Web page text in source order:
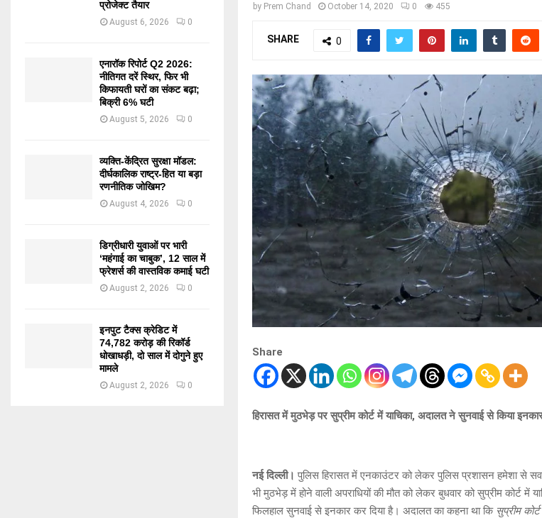
by Prem Chand October 14, 2020 0 455
SHARE 0
Share
हिरासत में मुठभेड़ पर सुप्रीम कोर्ट में याचिका, अदालत ने सुनवाई से किया
नई दिल्ली। पुलिस हिरासत में एनकाउंटर को लेकर पुलिस प्रशासन हमेशा से
भी मुठभेड़ में होने वाली अपराधियों की मौत को लेकर बुधवार को सुप्रीम कोर्ट में
फिलहाल सुनवाई से इनकार कर दिया है। अदालत का कहना था कि सुप्रीम
प्रोजेक्ट तैयार
August 6, 2026 0
एनारॉक रिपोर्ट Q2 2026:
नीतिगत दरें स्थिर, फिर भी
किफायती घरों का संकट बढ़ा;
बिक्री 6% घटी
August 5, 2026 0
व्यक्ति-केंद्रित सुरक्षा मॉडल:
दीर्घकालिक राष्ट्र-हित या बड़ा
रणनीतिक जोखिम?
August 4, 2026 0
डिग्रीधारी युवाओं पर भारी
‘महंगाई का चाबुक’, 12 साल में
फ्रेशर्स की वास्तविक कमाई घटी
August 2, 2026 0
इनपुट टैक्स क्रेडिट में
74,782 करोड़ की रिकॉर्ड
धोखाधड़ी, दो साल में दोगुने हुए
मामले
August 2, 2026 0